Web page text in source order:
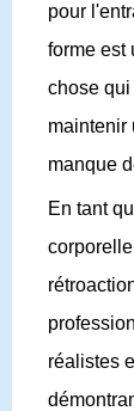
pour
forme est
chose
maintenir
manque
En tant
réalistes